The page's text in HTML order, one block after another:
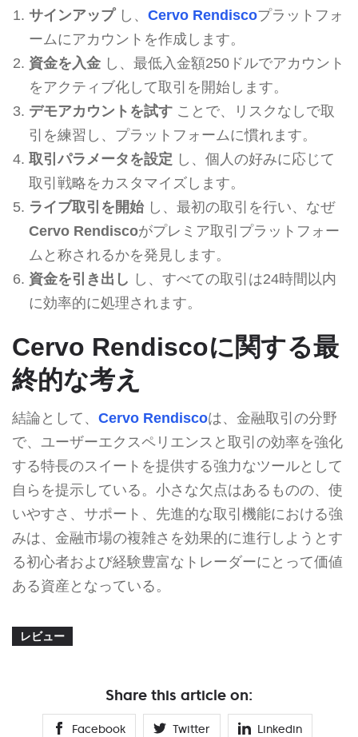
サインアップし、 Cervo Rendiscoプラットフォ
ームにアカウントを作成します。
資金を入金し、最低入金額250ドルでアカウント
をアクティブ化して取引を開始します。
デモアカウントを試すことで、リスクなしで取
引を練習し、プラットフォームに慣れます。
取引パラメータを設定 し、個人の好みに応じて
取引戦略をカスタマイズします。
ライブ取引を開始し、最初の取引を行い、なぜ
Cervo Rendiscoがプレミア取引プラットフォー
ムと称されるかを発見します。
資金を引き出し し、すべての取引は24時間以内
に効率的に処理されます。
Cervo Rendiscoに関する最
終的な考え
結論として、 Cervo Rendiscoは、金融取引の分野
で、ユーザーエクスペリエンスと取引の効率を強化
する特長のスイートを提供する強力なツールとして
自らを提示している。小さな欠点はあるものの、使
いやすさ、サポート、先進的な取引機能における強
みは、金融市場の複雑さを効果的に進行しようとす
る初心者および経験豊富なトレーダーにとって価値
ある資産となっている。
レビュー
Share this article on:
Facebook Twitter Linkedin